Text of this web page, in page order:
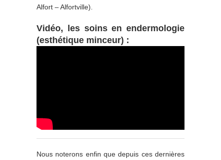
Alfort – Alfortville).
Vidéo, les soins en endermologie
(esthétique minceur) :
Nous noterons enfin que depuis ces dernières